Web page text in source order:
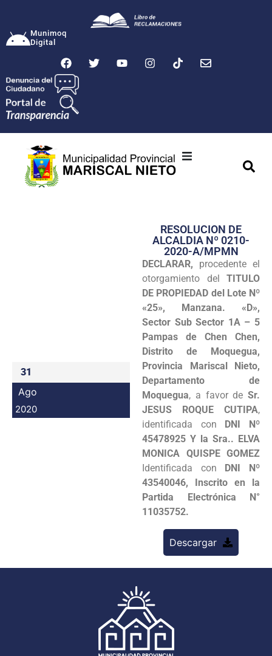
Munimoq
Digital
Transparencia
Seguridad
Programas
Intranet
31
Ago
2020
RESOLUCION DE
ALCALDIA Nº 0210-
2020-A/MPMN
DECLARAR, procedente el
otorgamiento del TITULO
DE PROPIEDAD del Lote Nº
«25», Manzana. «D»,
Sector Sub Sector 1A – 5
Pampas de Chen Chen,
Distrito de Moquegua,
Provincia Mariscal Nieto,
Departamento de
Moquegua, a favor de Sr.
JESUS ROQUE CUTIPA,
identificada con DNI Nº
45478925 Y la Sra.. ELVA
MONICA QUISPE GOMEZ
Identificada con DNI Nº
43540046, Inscrito en la
Partida Electrónica N°
11035752.
Descargar